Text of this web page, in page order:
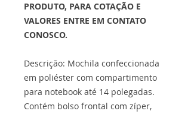
PRODUTO, PARA COTAÇÃO E
VALORES ENTRE EM CONTATO
CONOSCO.
Descrição: Mochila confeccionada
em poliéster com compartimento
para notebook até 14 polegadas.
Contém bolso frontal com zíper,